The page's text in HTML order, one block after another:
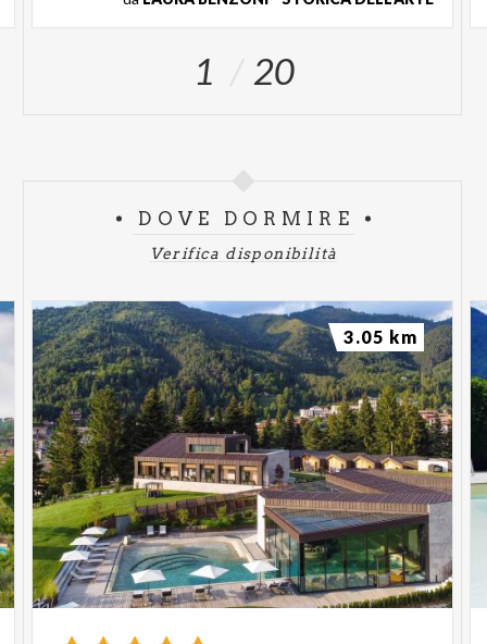
1 20
DOVE DORMIRE
Verifica disponibilità
3.05 km